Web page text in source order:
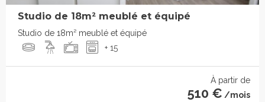
Studio de 18m² meublé et équipé
Studio de 18m² meublé et équipé
+ 15
À partir de
510 € /mois